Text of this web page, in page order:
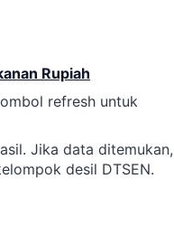
Rupiah
refresh untuk
Jika data ditemukan,
desil DTSEN.